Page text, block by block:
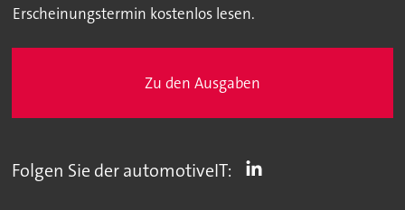
Erscheinungstermin kostenlos lesen.
Zu den Ausgaben
Folgen Sie der automotiveIT: